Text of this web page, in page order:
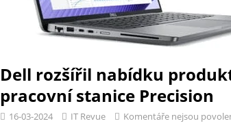
Dell rozšířil nabídku
pracovní stanice Precision
16-03-2024 IT Revue Komentáře nejsou